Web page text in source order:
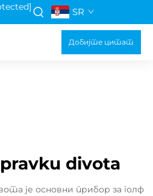
SR
Добијте цитат
divota
је основни прибор за голф